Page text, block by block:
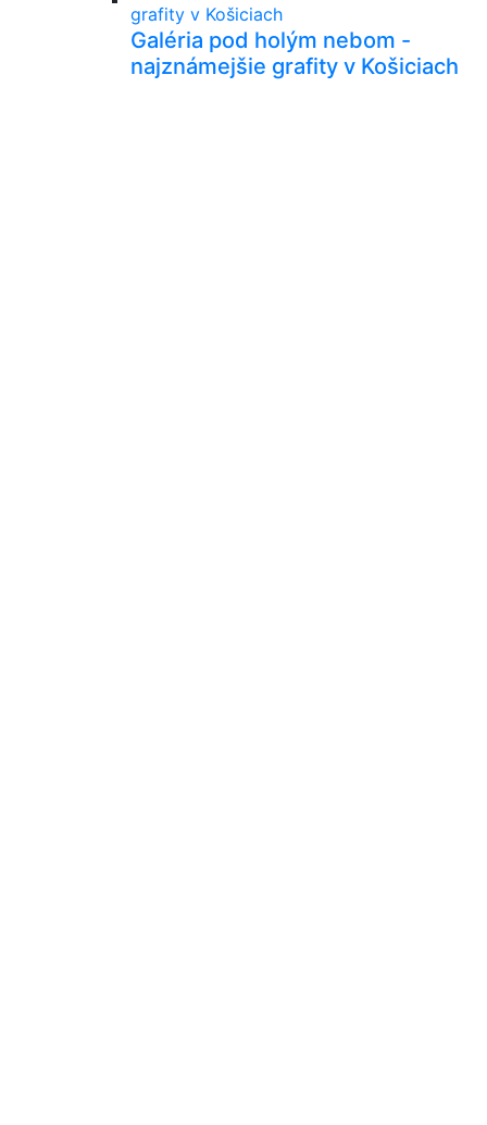
Galéria pod holým nebom -
najznámejšie grafity v Košiciach